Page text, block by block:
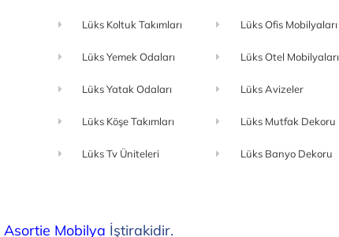
Lüks Koltuk Takımları
Lüks Yemek Odaları
Lüks Yatak Odaları
Lüks Köşe Takımları
Lüks Tv Üniteleri
Lüks Ofis Mobilyaları
Lüks Otel Mobilyaları
Lüks Avizeler
Lüks Mutfak Dekoru
Lüks Banyo Dekoru
Asortie Mobilya İştirakidir.